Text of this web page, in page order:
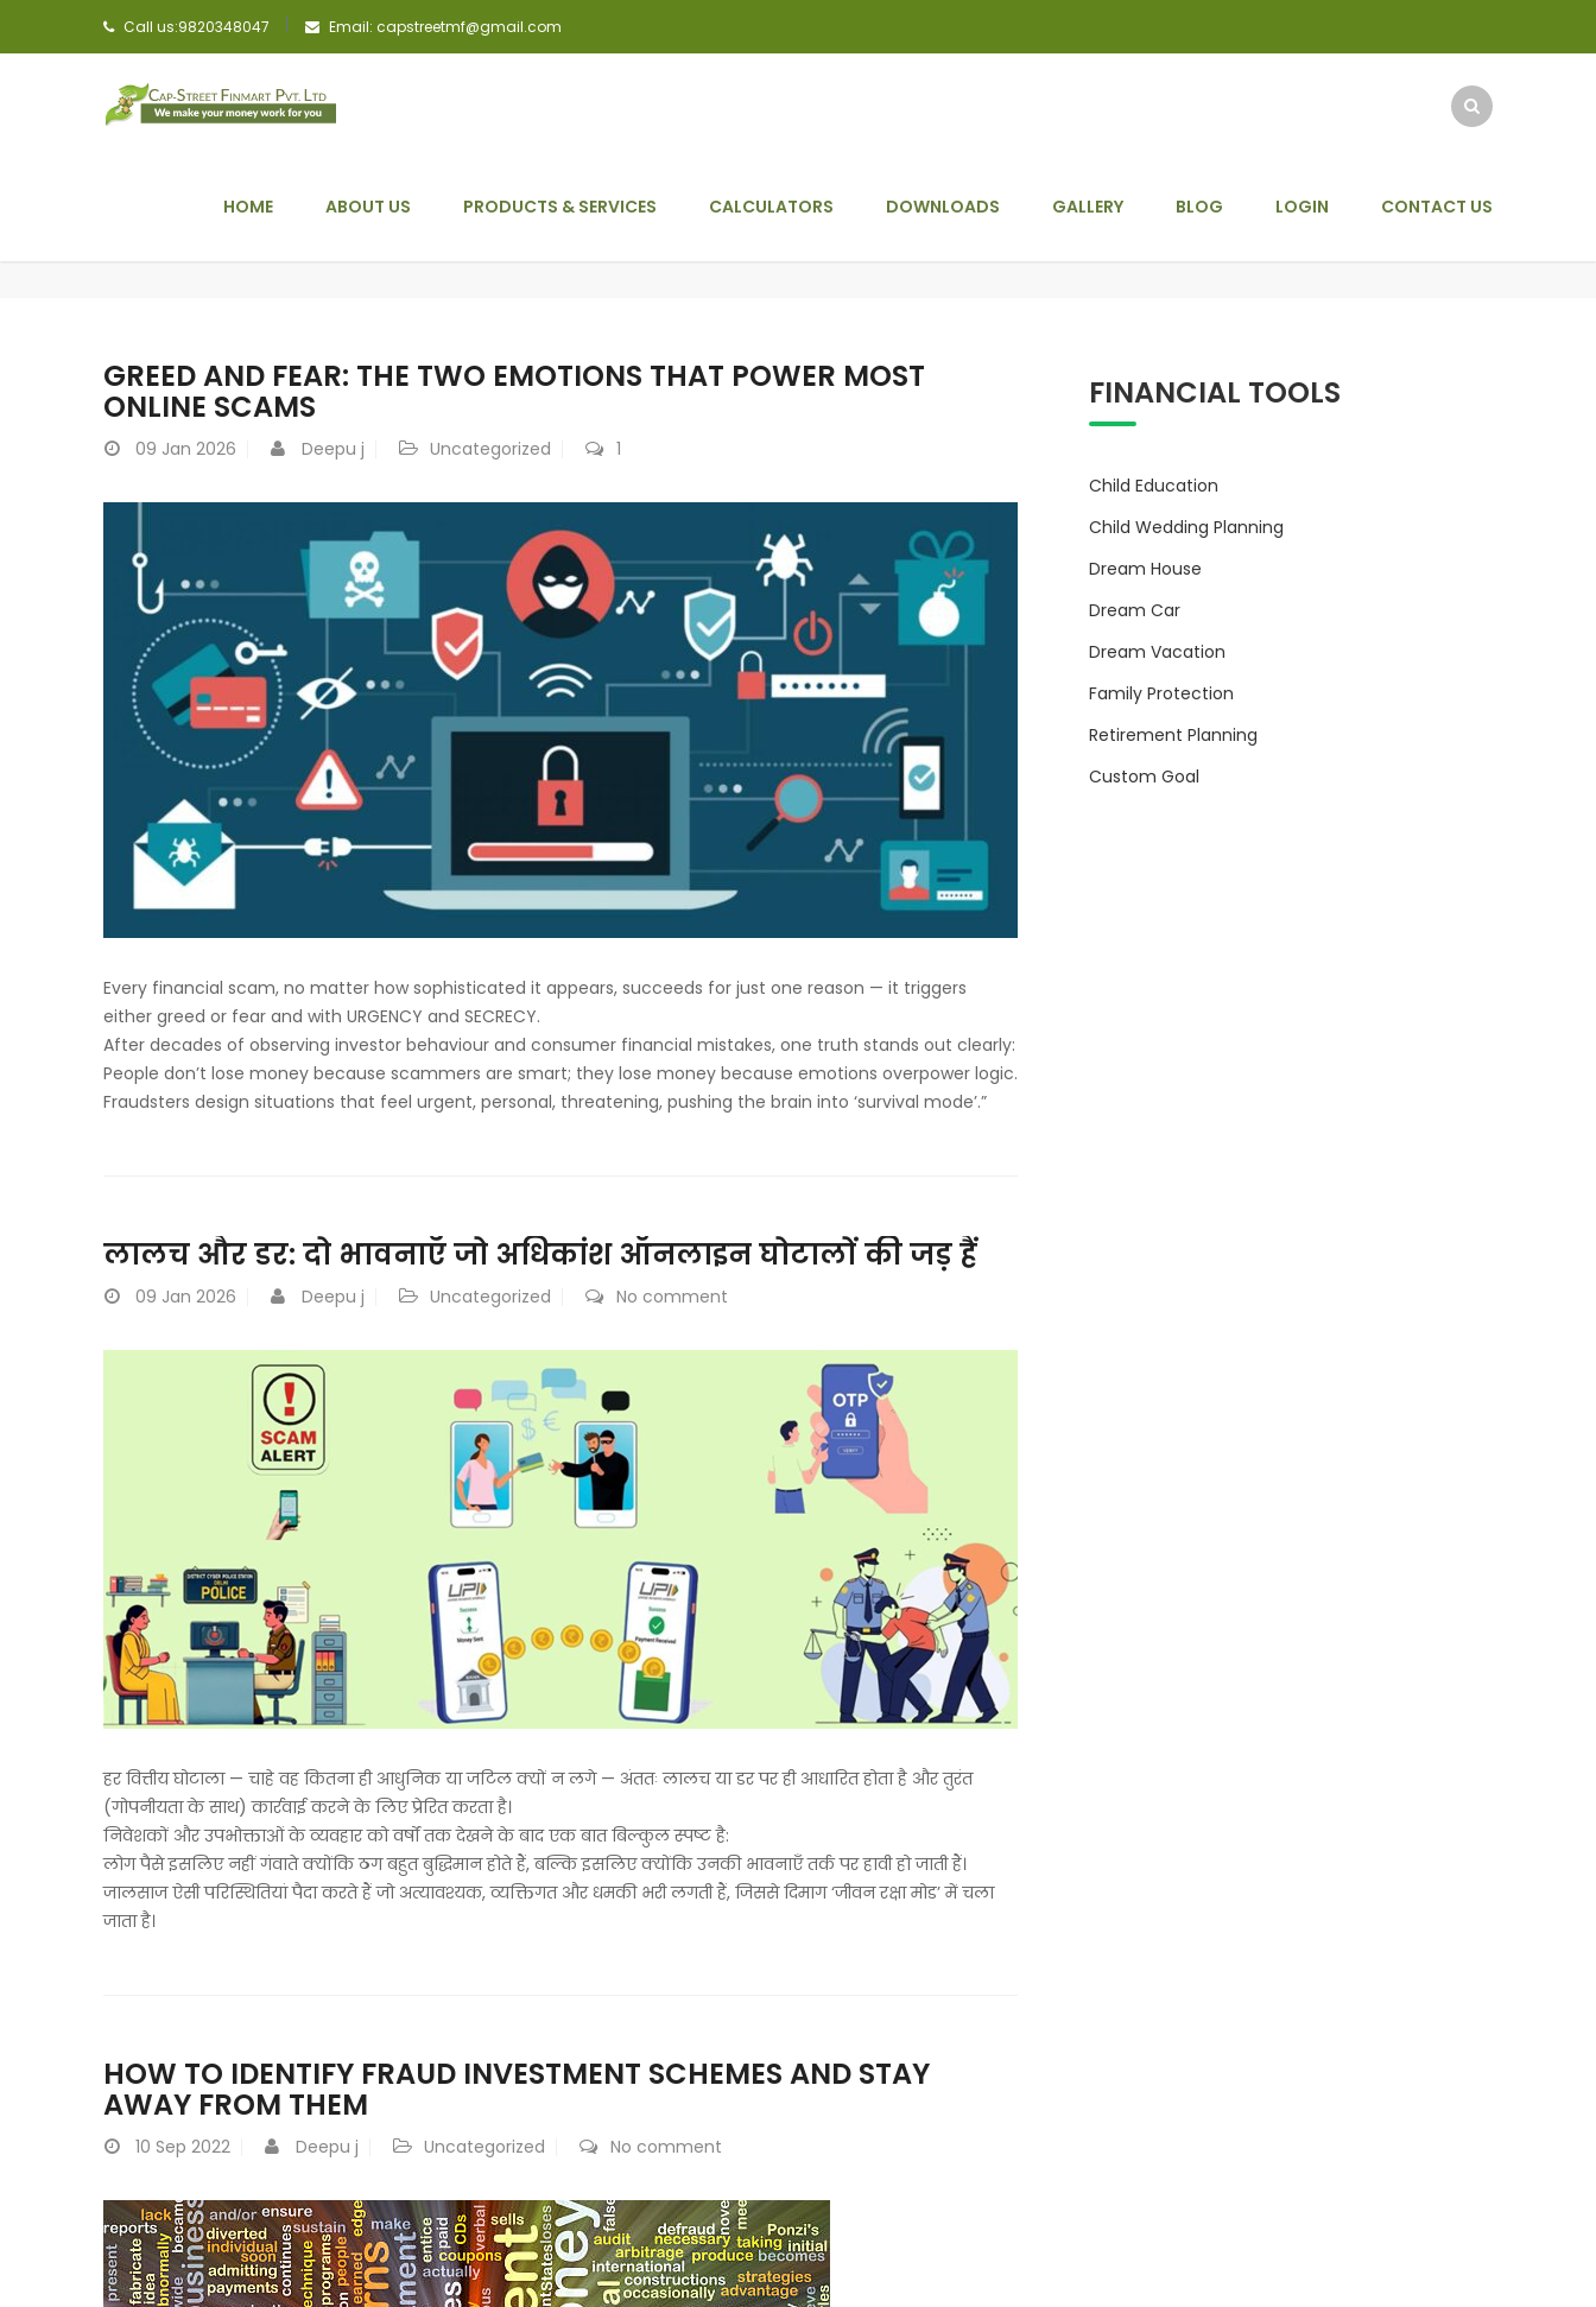
Call us:9820348047 Email: capstreetmf@gmail.com
HOME ABOUT US PRODUCTS & SERVICES CALCULATORS DOWNLOADS GALLERY BLOG LOGIN CONTACT US
GREED AND FEAR: THE TWO EMOTIONS THAT POWER MOST
ONLINE SCAMS
09 Jan 2026 Deepu j Uncategorized 1
Every financial scam, no matter how sophisticated it appears, succeeds for just one reason — it triggers
either greed or fear and with URGENCY and SECRECY.
After decades of observing investor behaviour and consumer financial mistakes, one truth stands out clearly:
People don’t lose money because scammers are smart; they lose money because emotions overpower logic.
Fraudsters design situations that feel urgent, personal, threatening, pushing the brain into ‘survival mode’.”
लालच और डर: दो भावनाएँ जो अधिकांश ऑनलाइन घोटालों की जड़ हैं
09 Jan 2026 Deepu j Uncategorized No comment
हर वित्तीय घोटाला — चाहे वह कितना ही आधुनिक या जटिल क्यों न लगे — अंततः लालच या डर पर ही आधारित होता है और तुरंत
(गोपनीयता के साथ) कार्रवाई करने के लिए प्रेरित करता है।
निवेशकों और उपभोक्ताओं के व्यवहार को वर्षों तक देखने के बाद एक बात बिल्कुल स्पष्ट है:
लोग पैसे इसलिए नहीं गंवाते क्योंकि ठग बहुत बुद्धिमान होते हैं, बल्कि इसलिए क्योंकि उनकी भावनाएँ तर्क पर हावी हो जाती हैं।
जालसाज ऐसी परिस्थितियां पैदा करते हैं जो अत्यावश्यक, व्यक्तिगत और धमकी भरी लगती हैं, जिससे दिमाग ‘जीवन रक्षा मोड’ में चला
जाता है।
HOW TO IDENTIFY FRAUD INVESTMENT SCHEMES AND STAY
AWAY FROM THEM
10 Sep 2022 Deepu j Uncategorized No comment
FINANCIAL TOOLS
Child Education
Child Wedding Planning
Dream House
Dream Car
Dream Vacation
Family Protection
Retirement Planning
Custom Goal